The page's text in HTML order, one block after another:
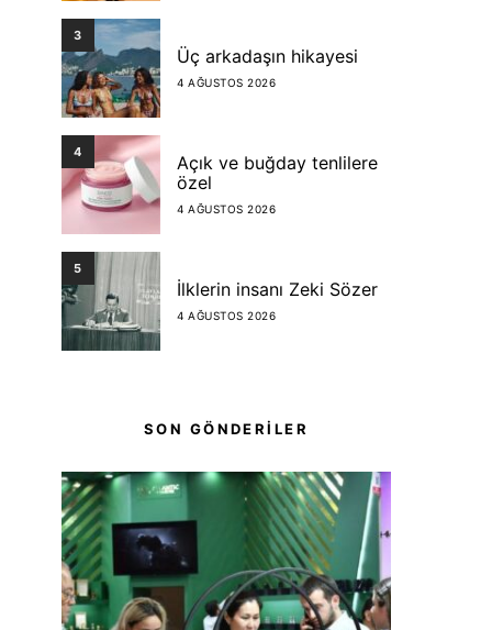
3
Üç arkadaşın hikayesi
4 AĞUSTOS 2026
4
Açık ve buğday tenlilere
özel
4 AĞUSTOS 2026
5
İlklerin insanı Zeki Sözer
4 AĞUSTOS 2026
SON GÖNDERİLER